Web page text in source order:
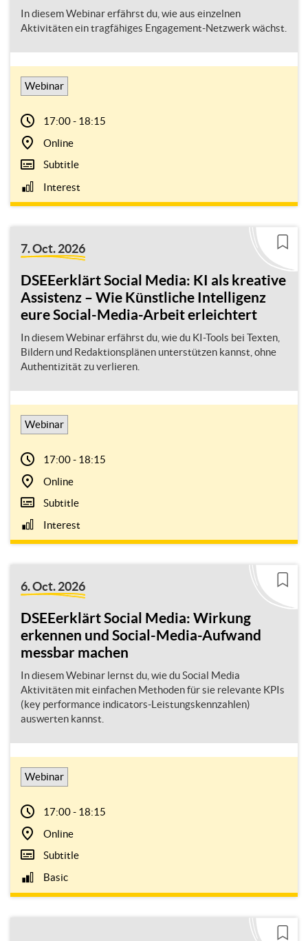
In diesem Webinar erfährst du, wie aus einzelnen
Aktivitäten ein tragfähiges Engagement-Netzwerk wächst.
Webinar
17:00 - 18:15
Online
Subtitle
Interest
7. Oct. 2026
DSEEerklärt Social Media: KI als kreative
Assistenz – Wie Künstliche Intelligenz
eure Social-Media-Arbeit erleichtert
In diesem Webinar erfährst du, wie du KI-Tools bei Texten,
Bildern und Redaktionsplänen unterstützen kannst, ohne
Authentizität zu verlieren.
Webinar
17:00 - 18:15
Online
Subtitle
Interest
6. Oct. 2026
DSEEerklärt Social Media: Wirkung
erkennen und Social-Media-Aufwand
messbar machen
In diesem Webinar lernst du, wie du Social Media
Aktivitäten mit einfachen Methoden für sie relevante KPIs
(key performance indicators-Leistungskennzahlen)
auswerten kannst.
Webinar
17:00 - 18:15
Online
Subtitle
Basic